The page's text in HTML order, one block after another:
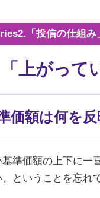
「投信の仕組み
上がって
価額は何を
基準価額の上下に一
、ということを忘れ